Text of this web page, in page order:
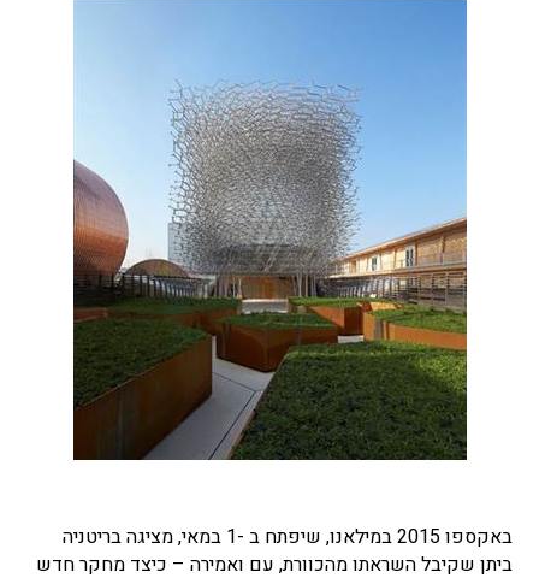
באקספו 2015 במילאנו, שיפתח ב -1 במאי, מציגה בריטניה
ביתן שקיבל השראתו מהכוורת, עם ואמירה – כיצד מחקר חדש